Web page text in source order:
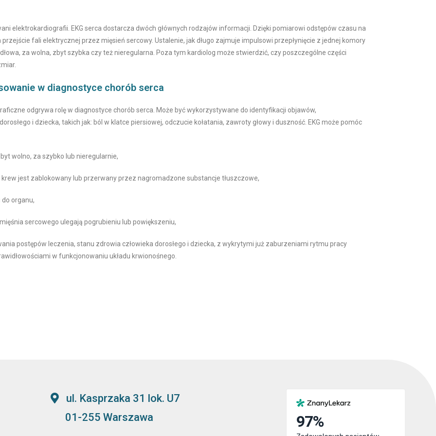
elektrokardiografii. EKG serca dostarcza dwóch głównych rodzajów informacji. Dzięki pomiarowi odstępów czasu na
fali elektrycznej przez mięsień sercowy. Ustalenie, jak długo zajmuje impulsowi przepłynięcie z jednej komory
za wolna, zbyt szybka czy też nieregularna. Poza tym kardiolog może stwierdzić, czy poszczególne części
w diagnostyce chorób serca
odgrywa rolę w diagnostyce chorób serca. Może być wykorzystywane do identyfikacji objawów,
i dziecka, takich jak: ból w klatce piersiowej, odczucie kołatania, zawroty głowy i duszność. EKG może pomóc
wolno, za szybko lub nieregularnie,
jest zablokowany lub przerwany przez nagromadzone substancje tłuszczowe,
do organu,
sercowego ulegają pogrubieniu lub powiększeniu,
postępów leczenia, stanu zdrowia człowieka dorosłego i dziecka, z wykrytymi już zaburzeniami rytmu pracy
w funkcjonowaniu układu krwionośnego.
ul. Kasprzaka 31 lok. U7
01-255 Warszawa